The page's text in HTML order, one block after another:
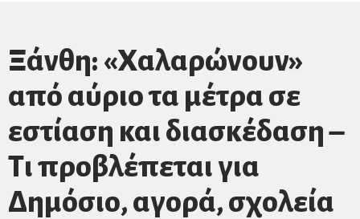
Ξάνθη: «Χαλαρώνουν»
από αύριο τα μέτρα σε
εστίαση και διασκέδαση –
Tι προβλέπεται για
Δημόσιο, αγορά, σχολεία